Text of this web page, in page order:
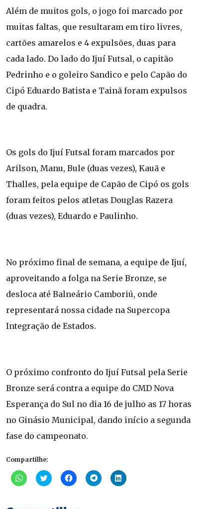
Além de muitos gols, o jogo foi marcado por
muitas faltas, que resultaram em tiro livres,
cartões amarelos e 4 expulsões, duas para
cada lado. Do lado do Ijuí Futsal, o capitão
Pedrinho e o goleiro Sandico e pelo Capão do
Cipó Eduardo Batista e Tainã foram expulsos
de quadra.
Os gols do Ijuí Futsal foram marcados por
Arilson, Manu, Bule (duas vezes), Kauã e
Thalles, pela equipe de Capão de Cipó os gols
foram feitos pelos atletas Douglas Razera
(duas vezes), Eduardo e Paulinho.
No próximo final de semana, a equipe de Ijuí,
aproveitando a folga na Serie Bronze, se
desloca até Balneário Camboriú, onde
representará nossa cidade na Supercopa
Integração de Estados.
O próximo confronto do Ijuí Futsal pela Serie
Bronze será contra a equipe do CMD Nova
Esperança do Sul no dia 16 de julho as 17 horas
no Ginásio Municipal, dando início a segunda
fase do campeonato.
Compartilhe:
Clique
para
Clique
para
Clique
para
Clique
para
Clique
para